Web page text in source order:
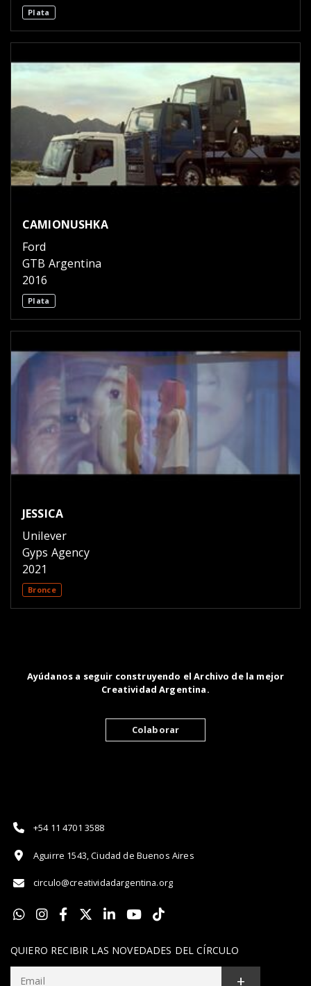
Plata
CAMIONUSHKA
Ford
GTB Argentina
2016
Plata
JESSICA
Unilever
Gyps Agency
2021
Bronce
Ayúdanos a seguir construyendo el Archivo de la mejor
Creatividad Argentina.
Colaborar
+54 11 4701 3588
Aguirre 1543, Ciudad de Buenos Aires
circulo@creatividadargentina.org
QUIERO RECIBIR LAS NOVEDADES DEL CÍRCULO
+